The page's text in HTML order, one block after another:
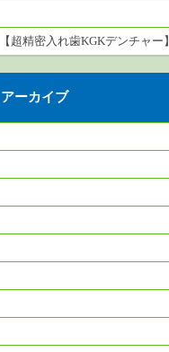
超精密入れ歯KGKデンチャー
アーカイブ